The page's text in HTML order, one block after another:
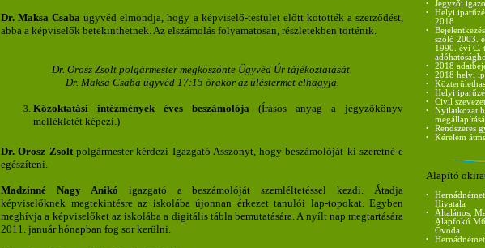
Dr. Maksa Csaba ügyvéd elmondja, hogy a képviselő-testület előtt kötötték a szerződést,
abba a képviselők betekinthetnek. Az elszámolás folyamatosan, részletekben történik.
Dr. Orosz Zsolt polgármester megköszönte Ügyvéd Úr tájékoztatását.
Dr. Maksa Csaba ügyvéd 17:15 órakor az üléstermet elhagyja.
Közoktatási intézmények éves beszámolója (Írásos anyag a jegyzőkönyv
mellékletét képezi.)
Dr. Orosz Zsoltpolgármester kérdezi Igazgató Asszonyt, hogy beszámolóját ki szeretné-e
egészíteni.
Madzinné Nagy Anikó igazgató a beszámolóját szemléltetéssel kezdi. Átadja
képviselőknek megtekintésre az iskolába újonnan érkezet tanulói lap-topokat. Egyben
meghívja a képviselőket az iskolába a digitális tábla bemutatására. A nyílt nap megtartására
2011. január hónapban fog sor kerülni.
• Jegyzői
•
Helyi
2018
•
szóló 2003.
1990. évi C.
• 2018
• 2018 helyi
•
• Helyi
• Civil
•
Nyilatkozat
• Rendszeres
• Kérelem
Alapító
•
Hivatala
•
Általános,
Alapfokú
Óvoda
•